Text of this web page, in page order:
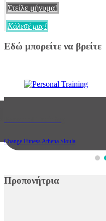
Στείλε μήνυμα!
Κάλεσέ μας!
Εδώ μπορείτε να βρείτε
Change Fitness Athena Sioula
Προπονήτρια